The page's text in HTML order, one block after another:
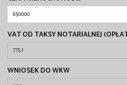
VAT OD TAKSY NOTARIALNEJ
WNIOSEK DO WKW